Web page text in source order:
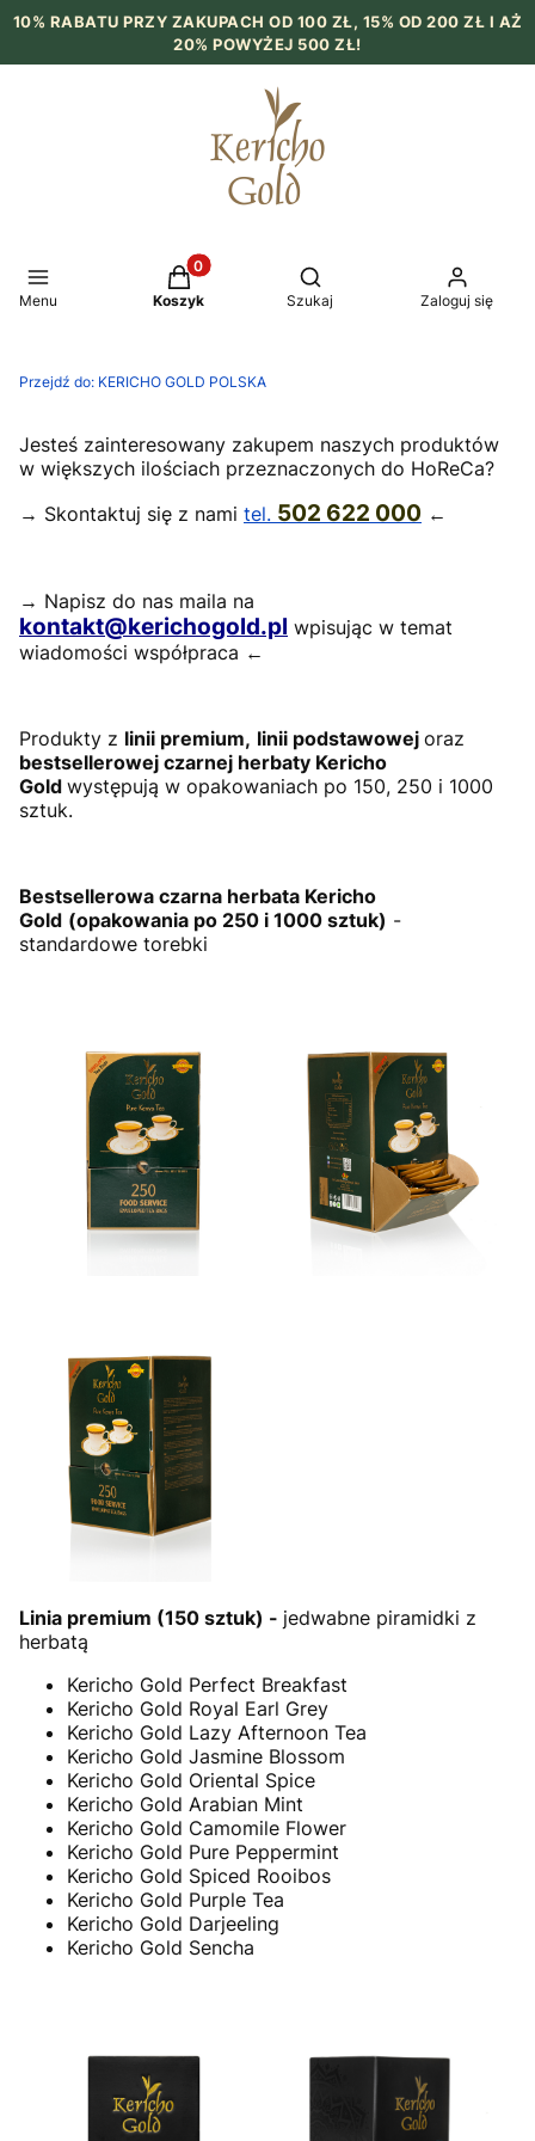
10% RABATU PRZY ZAKUPACH OD 100 ZŁ, 15% OD 200 ZŁ I AŻ
20% POWYŻEJ 500 ZŁ!
Menu
Produkty w koszyku: 0. Zobacz szczegóły
Koszyk
Otwórz wyszukiwarkę
Szukaj Zaloguj się
Przejdź do: KERICHO GOLD POLSKA
Jesteś zainteresowany zakupem naszych produktów
w większych ilościach przeznaczonych do HoReCa?
→ Skontaktuj się z nami tel. 502 622 000 ←
→ Napisz do nas maila na
kontakt@kerichogold.pl wpisując w temat
wiadomości współpraca ←
Produkty z linii premium, linii podstawowej oraz
bestsellerowej czarnej herbaty Kericho
Gold występują w opakowaniach po 150, 250 i 1000
sztuk.
Bestsellerowa czarna herbata Kericho
Gold (opakowania po 250 i 1000 sztuk) -
standardowe torebki
Linia premium (150 sztuk) - jedwabne piramidki z
herbatą
Kericho Gold Perfect Breakfast
Kericho Gold Royal Earl Grey
Kericho Gold Lazy Afternoon Tea
Kericho Gold Jasmine Blossom
Kericho Gold Oriental Spice
Kericho Gold Arabian Mint
Kericho Gold Camomile Flower
Kericho Gold Pure Peppermint
Kericho Gold Spiced Rooibos
Kericho Gold Purple Tea
Kericho Gold Darjeeling
Kericho Gold Sencha